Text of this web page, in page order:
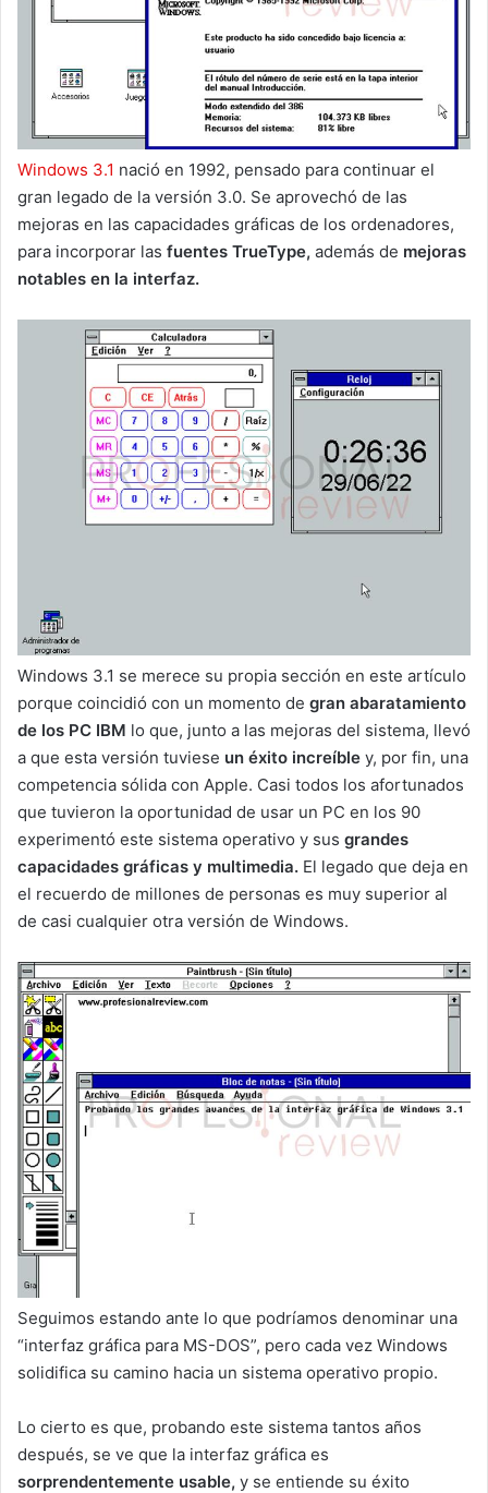
Windows 3.1 nació en 1992, pensado para continuar el
gran legado de la versión 3.0. Se aprovechó de las
mejoras en las capacidades gráficas de los ordenadores,
para incorporar las fuentes TrueType, además de mejoras
notables en la interfaz.
Windows 3.1 se merece su propia sección en este artículo
porque coincidió con un momento de gran abaratamiento
de los PC IBM lo que, junto a las mejoras del sistema, llevó
a que esta versión tuviese un éxito increíble y, por fin, una
competencia sólida con Apple. Casi todos los afortunados
que tuvieron la oportunidad de usar un PC en los 90
experimentó este sistema operativo y sus grandes
capacidades gráficas y multimedia. El legado que deja en
el recuerdo de millones de personas es muy superior al
de casi cualquier otra versión de Windows.
Seguimos estando ante lo que podríamos denominar una
“interfaz gráfica para MS-DOS”, pero cada vez Windows
solidifica su camino hacia un sistema operativo propio.
Lo cierto es que, probando este sistema tantos años
después, se ve que la interfaz gráfica es
sorprendentemente usable, y se entiende su éxito